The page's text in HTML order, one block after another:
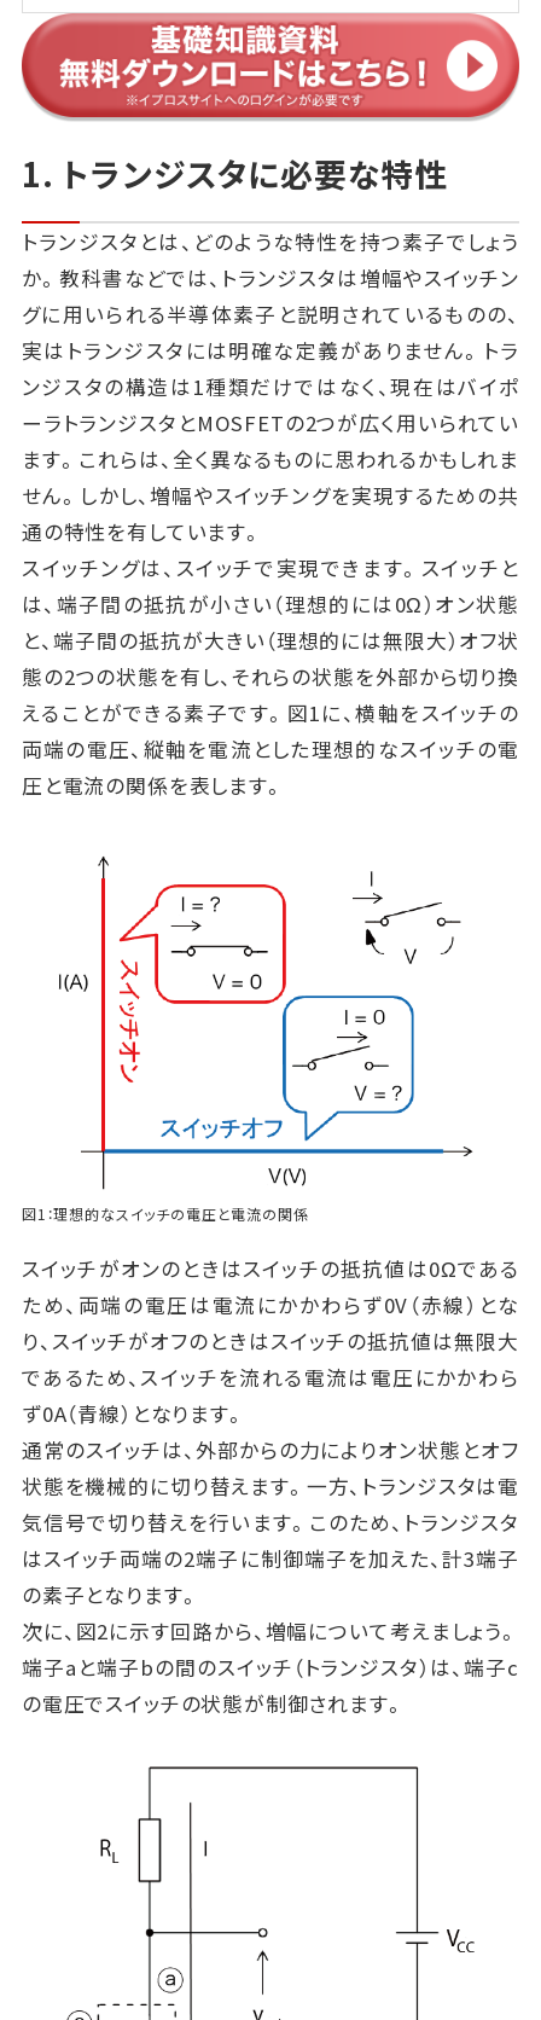
1. トランジスタに必要な特性
トランジスタとは、どのような特性を持つ素子でしょう
か。教科書などでは、トランジスタは増幅やスイッチン
グに用いられる半導体素子と説明されているものの、
実はトランジスタには明確な定義がありません。トラ
ンジスタの構造は1種類だけではなく、現在はバイポ
ーラトランジスタとMOSFETの2つが広く用いられてい
ます。これらは、全く異なるものに思われるかもしれま
せん。しかし、増幅やスイッチングを実現するための共
通の特性を有しています。
スイッチングは、スイッチで実現できます。スイッチと
は、端子間の抵抗が小さい（理想的には0Ω）オン状態
と、端子間の抵抗が大きい（理想的には無限大）オフ状
態の2つの状態を有し、それらの状態を外部から切り換
えることができる素子です。図1に、横軸をスイッチの
両端の電圧、縦軸を電流とした理想的なスイッチの電
圧と電流の関係を表します。
図1：理想的なスイッチの電圧と電流の関係
スイッチがオンのときはスイッチの抵抗値は0Ωである
ため、両端の電圧は電流にかかわらず0V（赤線）とな
り、スイッチがオフのときはスイッチの抵抗値は無限大
であるため、スイッチを流れる電流は電圧にかかわら
ず0A（青線）となります。
通常のスイッチは、外部からの力によりオン状態とオフ
状態を機械的に切り替えます。一方、トランジスタは電
気信号で切り替えを行います。このため、トランジスタ
はスイッチ両端の2端子に制御端子を加えた、計3端子
の素子となります。
次に、図2に示す回路から、増幅について考えましょう。
端子aと端子bの間のスイッチ（トランジスタ）は、端子c
の電圧でスイッチの状態が制御されます。